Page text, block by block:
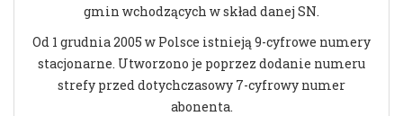
gmin wchodzących w skład danej SN.
Od 1 grudnia 2005 w Polsce istnieją 9-cyfrowe numery
stacjonarne. Utworzono je poprzez dodanie numeru
strefy przed dotychczasowy 7-cyfrowy numer
abonenta.